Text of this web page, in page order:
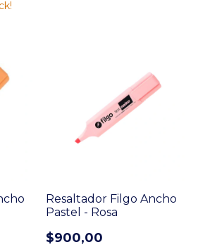
Resaltador Filgo Ancho
Pastel - Rosa
$900,00